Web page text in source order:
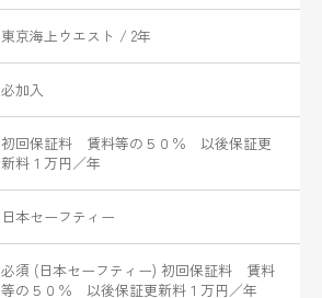
東京海上ウエスト / 2年
必加入
初回保証料 賃料等の５０％ 以後保証更
新料１万円／年
日本セーフティー
必須 (日本セーフティー) 初回保証料 賃料
等の５０％ 以後保証更新料１万円／年